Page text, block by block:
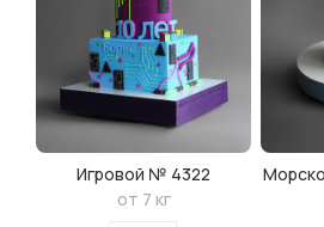
Игровой № 4322
от 7 кг